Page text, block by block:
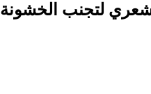
لتجنب الخشونة